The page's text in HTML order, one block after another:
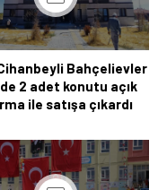
Bahçelievler
2 adet konutu açık
ile satışa çıkardı